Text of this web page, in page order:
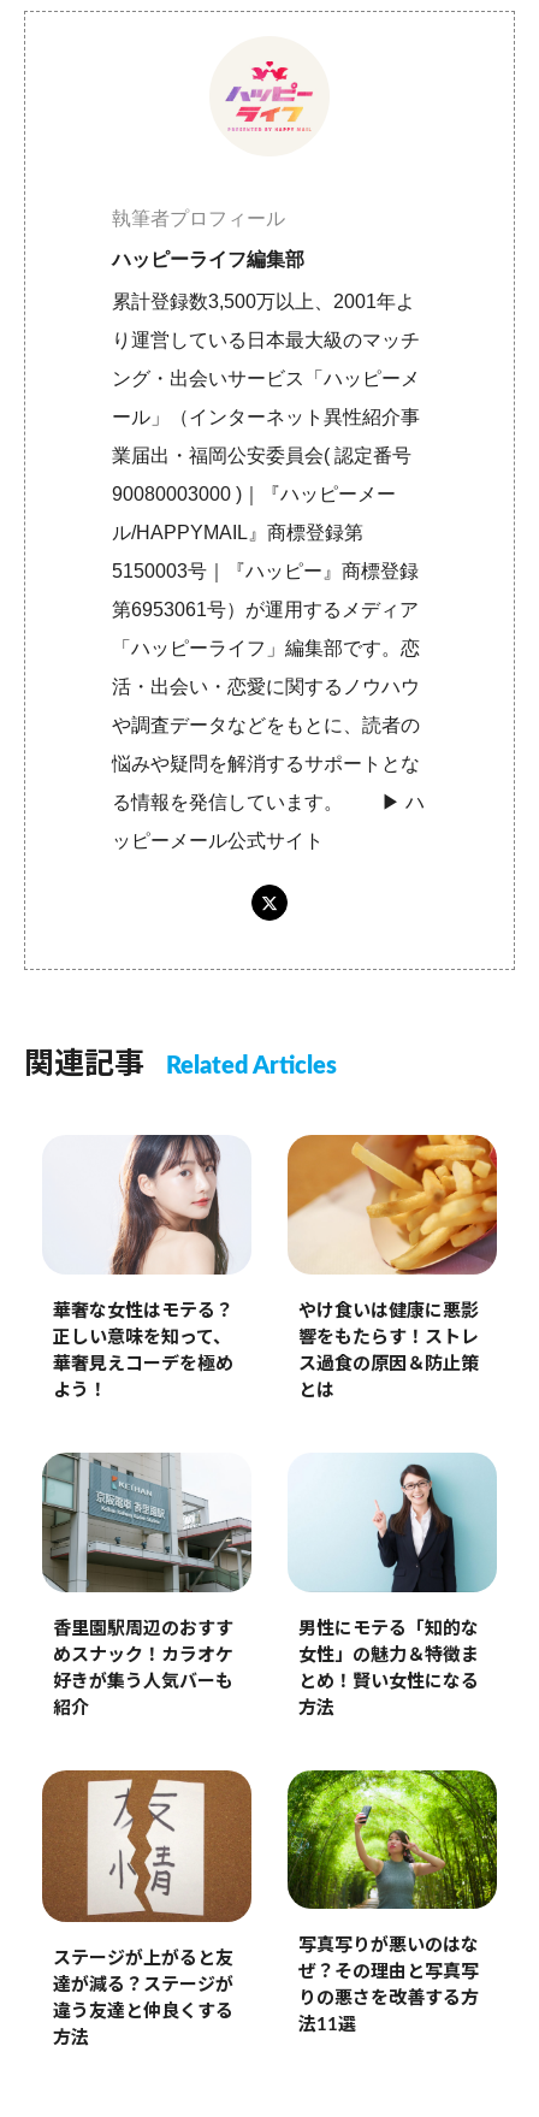
執筆者プロフィール
ハッピーライフ編集部
累計登録数3,500万以上、2001年よ
り運営している日本最大級のマッチ
ング・出会いサービス「ハッピーメ
ール」（インターネット異性紹介事
業届出・福岡公安委員会( 認定番号
90080003000 )｜『ハッピーメー
ル/HAPPYMAIL』商標登録第
5150003号｜『ハッピー』商標登録
第6953061号）が運用するメディア
「ハッピーライフ」編集部です。恋
活・出会い・恋愛に関するノウハウ
や調査データなどをもとに、読者の
悩みや疑問を解消するサポートとな
る情報を発信しています。 ▶︎ハ
ッピーメール公式サイト
関連記事 Related Articles
華奢な女性はモテる？
正しい意味を知って、
華奢見えコーデを極め
よう！
やけ食いは健康に悪影
響をもたらす！ストレ
ス過食の原因＆防止策
とは
香里園駅周辺のおすす
めスナック！カラオケ
好きが集う人気バーも
紹介
男性にモテる「知的な
女性」の魅力＆特徴ま
とめ！賢い女性になる
方法
ステージが上がると友
達が減る？ステージが
違う友達と仲良くする
方法
写真写りが悪いのはな
ぜ？その理由と写真写
りの悪さを改善する方
法11選